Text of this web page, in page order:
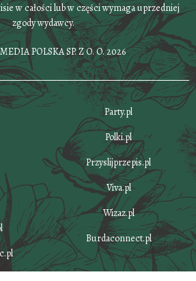
w całości lub w części wymaga uprzedniej
zgody wydawcy.
POLSKA SP. Z O. O. 2026
Party.pl
Polki.pl
Przyslijprzepis.pl
Viva.pl
Wizaz.pl
Burdaconnect.pl